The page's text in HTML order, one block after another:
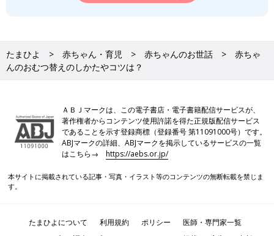
たまひよ 赤ちゃん・育児 赤ちゃんのお世話
赤ちゃ
んのおむつ替えのしかたやコツは？
ＡＢＪマークは、この電子書店・電子書籍配信サービスが、
著作権者からコンテンツ使用許諾を得た正規版配信サービス
であることを示す登録商標（登録番号 第11091000号）です。
ABJマークの詳細、ABJマークを掲示しているサービスの一覧
はこちら→https://aebs.or.jp/
本サイトに掲載されている記事・写真・イラスト等のコンテンツの無断転載を禁じま
す。
たまひよについて 利用規約 ポリシー
医師・専門家一覧